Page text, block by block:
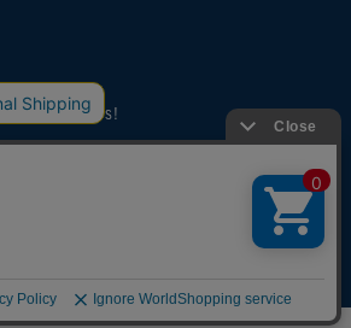
follow us!